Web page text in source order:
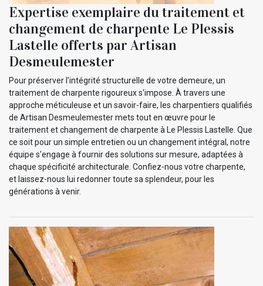
Expertise exemplaire du traitement et
changement de charpente Le Plessis
Lastelle offerts par Artisan
Desmeulemester
Pour préserver l'intégrité structurelle de votre demeure, un
traitement de charpente rigoureux s'impose. À travers une
approche méticuleuse et un savoir-faire, les charpentiers qualifiés
de Artisan Desmeulemester mets tout en œuvre pour le
traitement et changement de charpente à Le Plessis Lastelle. Que
ce soit pour un simple entretien ou un changement intégral, notre
équipe s'engage à fournir des solutions sur mesure, adaptées à
chaque spécificité architecturale. Confiez-nous votre charpente,
et laissez-nous lui redonner toute sa splendeur, pour les
générations à venir.